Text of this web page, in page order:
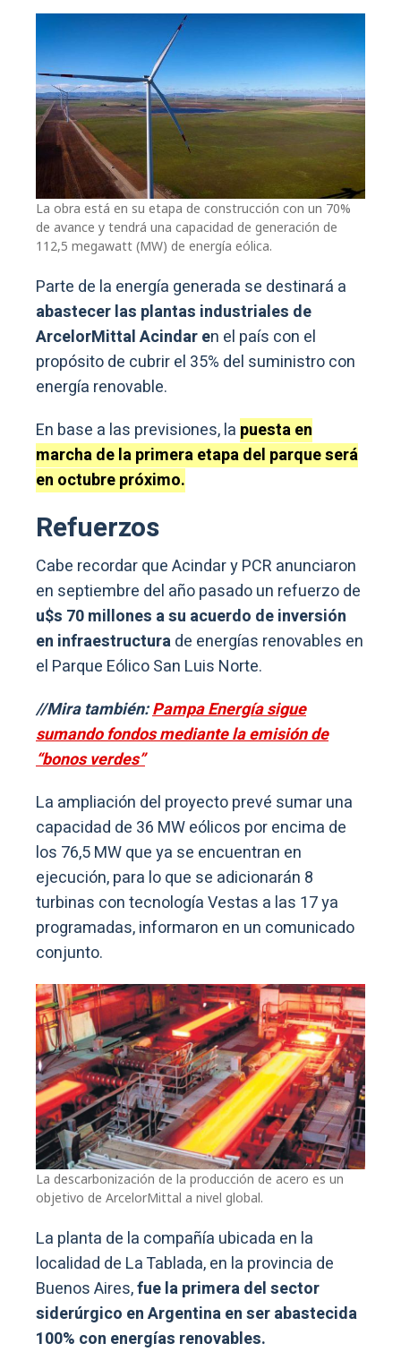
La obra está en su etapa de construcción con un 70%
de avance y tendrá una capacidad de generación de
112,5 megawatt (MW) de energía eólica.
Parte de la energía generada se destinará a
abastecer las plantas industriales de
ArcelorMittal Acindar en el país con el
propósito de cubrir el 35% del suministro con
energía renovable.
En base a las previsiones, la puesta en
marcha de la primera etapa del parque será
en octubre próximo.
Refuerzos
Cabe recordar que Acindar y PCR anunciaron
en septiembre del año pasado un refuerzo de
u$s 70 millones a su acuerdo de inversión
en infraestructurade energías renovables en
el Parque Eólico San Luis Norte.
//Mira también:Pampa Energía sigue
sumando fondos mediante la emisión de
“bonos verdes”
La ampliación del proyecto prevé sumar una
capacidad de 36 MW eólicos por encima de
los 76,5 MW que ya se encuentran en
ejecución, para lo que se adicionarán 8
turbinas con tecnología Vestas a las 17 ya
programadas, informaron en un comunicado
conjunto.
La descarbonización de la producción de acero es un
objetivo de ArcelorMittal a nivel global.
La planta de la compañía ubicada en la
localidad de La Tablada, en la provincia de
Buenos Aires,fue la primera del sector
siderúrgico en Argentina en ser abastecida
100% con energías renovables.